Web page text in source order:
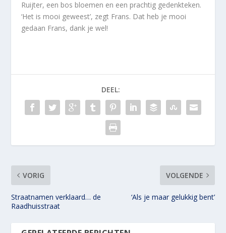
Ruijter, een bos bloemen en een prachtig gedenkteken.
‘Het is mooi geweest’, zegt Frans. Dat heb je mooi
gedaan Frans, dank je wel!
DEEL:
VORIG
Straatnamen verklaard… de
Raadhuisstraat
VOLGENDE
‘Als je maar gelukkig bent’